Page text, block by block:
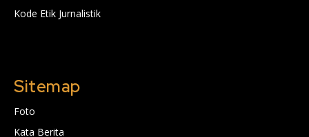
Kode Etik Jurnalistik
Sitemap
Foto
Kata Berita